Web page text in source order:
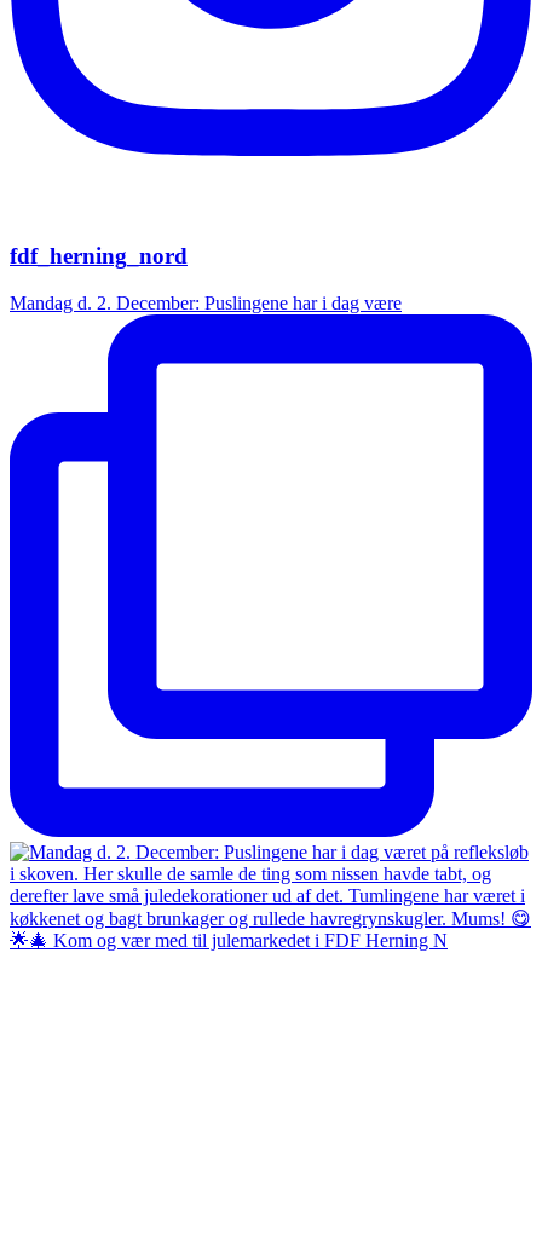
fdf_herning_nord
Mandag d. 2. December: Puslingene har i dag være
🌟🎄 Kom og vær med til julemarkedet i FDF Herning N